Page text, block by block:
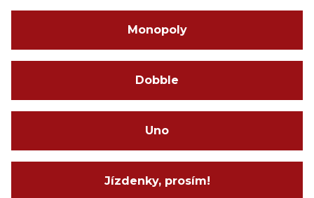
Monopoly
Dobble
Uno
Jízdenky, prosím!